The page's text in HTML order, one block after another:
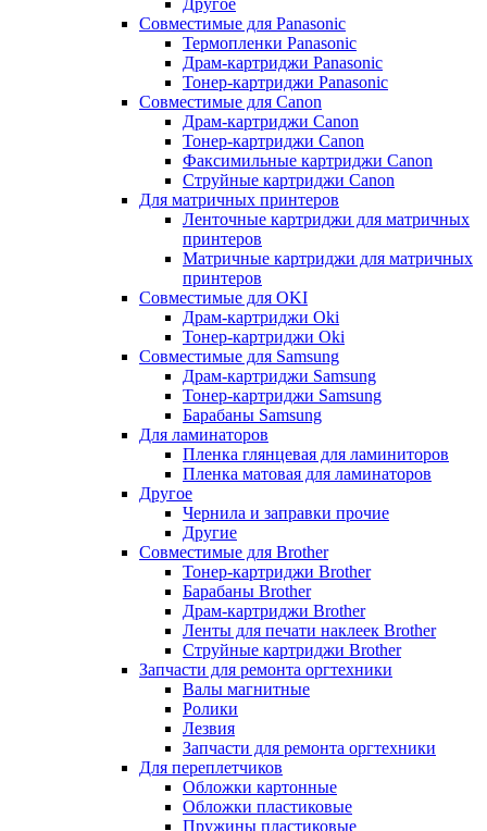
Другое
Совместимые для Panasonic
Термопленки Panasonic
Драм-картриджи Panasonic
Тонер-картриджи Panasonic
Совместимые для Canon
Драм-картриджи Canon
Тонер-картриджи Canon
Факсимильные картриджи Canon
Струйные картриджи Canon
Для матричных принтеров
Ленточные картриджи для матричных
принтеров
Матричные картриджи для матричных
принтеров
Совместимые для OKI
Драм-картриджи Oki
Тонер-картриджи Oki
Совместимые для Samsung
Драм-картриджи Samsung
Тонер-картриджи Samsung
Барабаны Samsung
Для ламинаторов
Пленка глянцевая для ламиниторов
Пленка матовая для ламинаторов
Другое
Чернила и заправки прочие
Другие
Совместимые для Brother
Тонер-картриджи Brother
Барабаны Brother
Драм-картриджи Brother
Ленты для печати наклеек Brother
Струйные картриджи Brother
Запчасти для ремонта оргтехники
Валы магнитные
Ролики
Лезвия
Запчасти для ремонта оргтехники
Для переплетчиков
Обложки картонные
Обложки пластиковые
Пружины пластиковые